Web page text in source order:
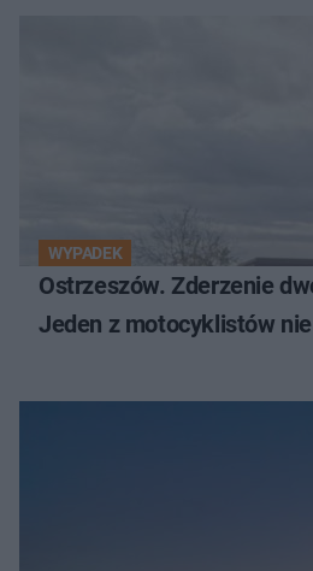
WYPADEK
Ostrzeszów. Zderzenie
Jeden z motocyklistów